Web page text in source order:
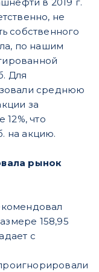
не
собственного
по нашим
Для
среднюю
за
что
на акцию.
рынок
158,95
с